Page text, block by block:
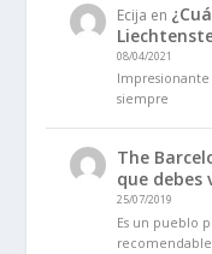
Ecija en
08/04/2021
siempre
The
que debes
25/07/2019
Es un pueblo